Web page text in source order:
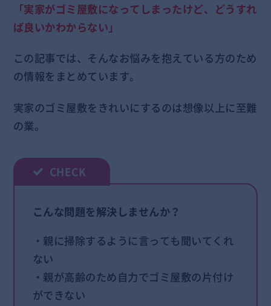
「実家がゴミ屋敷になってしまったけど、どうすれ
ば良いかわからない」
この記事では、そんなお悩みを抱えている方のため
の情報をまとめています。
実家のゴミ屋敷をきれいにするのは想像以上に至難
の業。
こんな問題を解決しませんか？
・親に掃除するように言っても聞いてくれ
ない
・親が高齢のため自力でゴミ屋敷の片付け
ができない